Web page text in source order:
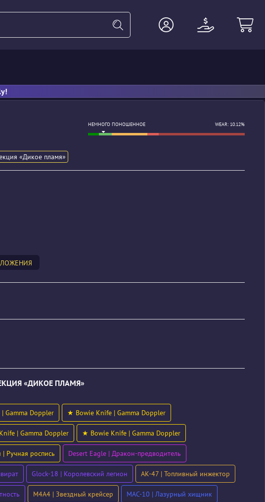
«Дикое пламя»
НЕМНОГО ПОНОШЕННОЕ WEAR: 10.12%
«ДИКОЕ ПЛАМЯ»
Gamma Doppler ★ Bowie Knife | Gamma Doppler
| Gamma Doppler ★ Bowie Knife | Gamma Doppler
Ручная роспись Desert Eagle | Дракон-предводитель
Glock-18 | Королевский легион AK-47 | Топливный инжектор
M4A4 | Звездный крейсер MAC-10 | Лазурный хищник